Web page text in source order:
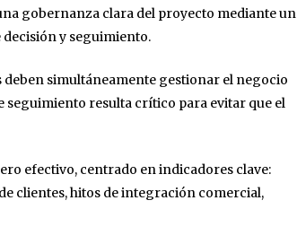
gobernanza clara del proyecto mediante un
y seguimiento.
simultáneamente gestionar el negocio
resulta crítico para evitar que el
efectivo, centrado en indicadores clave:
clientes, hitos de integración comercial,